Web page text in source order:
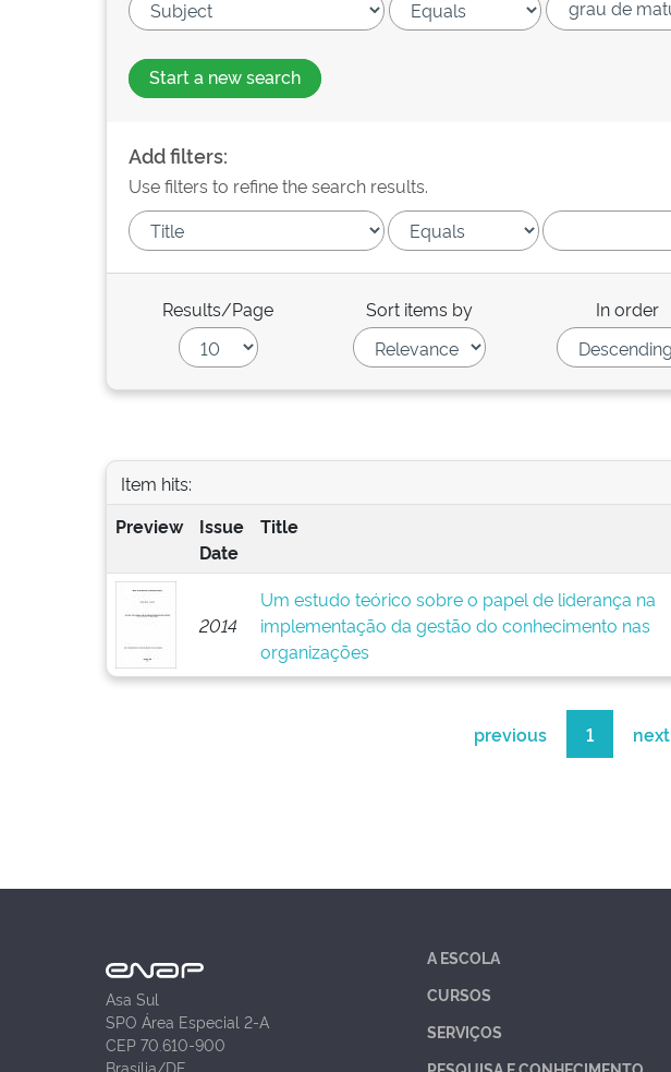
Start a new search
Add filters:
Use filters to refine the search results.
Results/Page Sort items by In order
Item hits:
Preview
Issue
Date
Title
2014
Um estudo teórico sobre o papel de liderança na
implementação da gestão do conhecimento nas
organizações
previous 1 next
Asa Sul
SPO Área Especial 2-A
CEP 70.610-900
Brasília/DF
A ESCOLA
CURSOS
SERVIÇOS